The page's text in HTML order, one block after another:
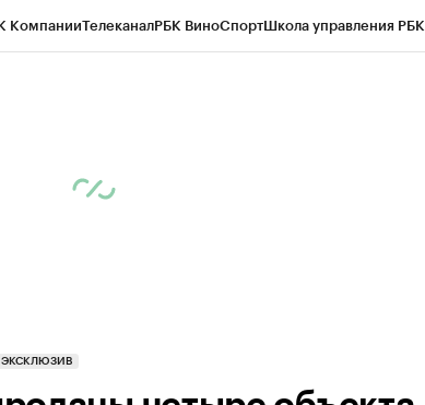
КомпанииТелеканалРБК ВиноСпортШкола управления РБК
ЭКСКЛЮЗИВ